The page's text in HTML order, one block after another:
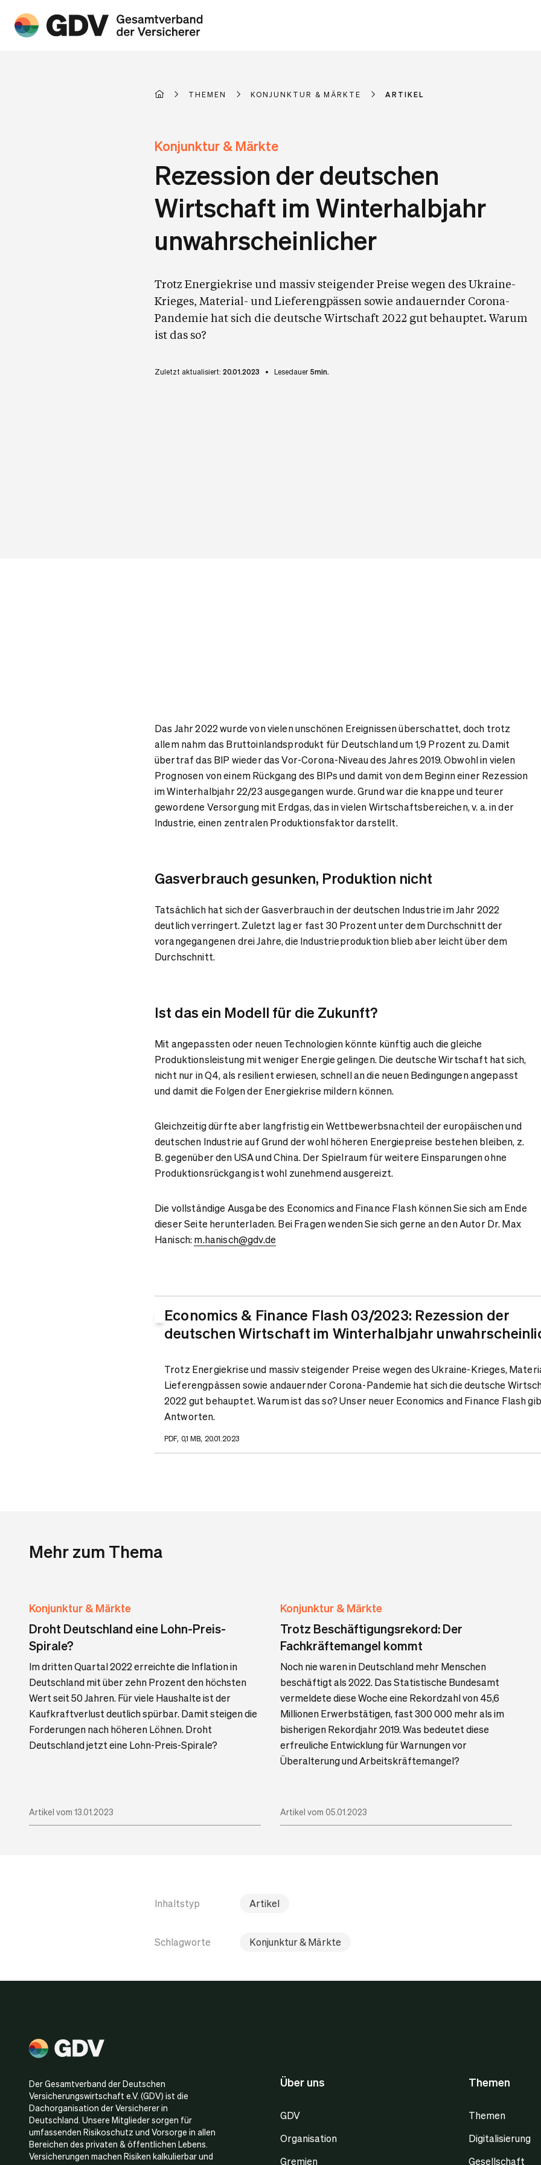
THEMEN KONJUNKTUR & MÄRKTE ARTIKEL
Konjunktur & Märkte
Rezession der deutschen
Wirtschaft im Winterhalbjahr
unwahrscheinlicher
Trotz Energiekrise und massiv steigender Preise wegen des Ukraine-
Krieges, Material- und Lieferengpässen sowie andauernder Corona-
Pandemie hat sich die deutsche Wirtschaft 2022 gut behauptet. Warum
ist das so?
Zuletzt aktualisiert: 20.01.2023 Lesedauer 5min.
Das Jahr 2022 wurde von vielen unschönen Ereignissen überschattet, doch trotz
allem nahm das Bruttoinlandsprodukt für Deutschland um 1,9 Prozent zu. Damit
übertraf das BIP wieder das Vor-Corona-Niveau des Jahres 2019. Obwohl in vielen
Prognosen von einem Rückgang des BIPs und damit von dem Beginn einer Rezession
im Winterhalbjahr 22/23 ausgegangen wurde. Grund war die knappe und teurer
gewordene Versorgung mit Erdgas, das in vielen Wirtschaftsbereichen, v. a. in der
Industrie, einen zentralen Produktionsfaktor darstellt.
Gasverbrauch gesunken, Produktion nicht
Tatsächlich hat sich der Gasverbrauch in der deutschen Industrie im Jahr 2022
deutlich verringert. Zuletzt lag er fast 30 Prozent unter dem Durchschnitt der
vorangegangenen drei Jahre, die Industrieproduktion blieb aber leicht über dem
Durchschnitt.
Ist das ein Modell für die Zukunft?
Mit angepassten oder neuen Technologien könnte künftig auch die gleiche
Produktionsleistung mit weniger Energie gelingen. Die deutsche Wirtschaft hat sich,
nicht nur in Q4, als resilient erwiesen, schnell an die neuen Bedingungen angepasst
und damit die Folgen der Energiekrise mildern können.
Gleichzeitig dürfte aber langfristig ein Wettbewerbsnachteil der europäischen und
deutschen Industrie auf Grund der wohl höheren Energiepreise bestehen bleiben, z.
B. gegenüber den USA und China. Der Spielraum für weitere Einsparungen ohne
Produktionsrückgang ist wohl zunehmend ausgereizt.
Die vollständige Ausgabe des Economics and Finance Flash können Sie sich am Ende
dieser Seite herunterladen. Bei Fragen wenden Sie sich gerne an den Autor Dr. Max
Hanisch:m.hanisch@gdv.de
Economics & Finance Flash 03/2023: Rezession der
deutschen Wirtschaft im Winterhalbjahr
Trotz Energiekrise und massiv steigender Preise wegen des Ukraine-Krieges,
Lieferengpässen sowie andauernder Corona-Pandemie hat sich die deutsche
2022 gut behauptet. Warum ist das so? Unser neuer Economics and Finance Flash
Antworten.
PDF, 0,1 MB, 20.01.2023
Mehr zum Thema
Konjunktur & Märkte
Droht Deutschland eine Lohn-Preis-
Spirale?
Im dritten Quartal 2022 erreichte die Inflation in
Deutschland mit über zehn Prozent den höchsten
Wert seit 50 Jahren. Für viele Haushalte ist der
Kaufkraftverlust deutlich spürbar. Damit steigen die
Forderungen nach höheren Löhnen. Droht
Deutschland jetzt eine Lohn-Preis-Spirale?
Artikel vom 13.01.2023
Konjunktur & Märkte
Trotz Beschäftigungsrekord: Der
Fachkräftemangel kommt
Noch nie waren in Deutschland mehr Menschen
beschäftigt als 2022. Das Statistische Bundesamt
vermeldete diese Woche eine Rekordzahl von 45,6
Millionen Erwerbstätigen, fast 300 000 mehr als im
bisherigen Rekordjahr 2019. Was bedeutet diese
erfreuliche Entwicklung für Warnungen vor
Überalterung und Arbeitskräftemangel?
Artikel vom 05.01.2023
Inhaltstyp Artikel
Schlagworte Konjunktur & Märkte
Der Gesamtverband der Deutschen
Versicherungswirtschaft e.V. (GDV) ist die
Dachorganisation der Versicherer in
Deutschland. Unsere Mitglieder sorgen für
umfassenden Risikoschutz und Vorsorge in allen
Bereichen des privaten & öffentlichen Lebens.
Versicherungen machen Risiken kalkulierbar und
Über uns
GDV
Organisation
Gremien
Themen
Themen
Digitalisierung
Gesellschaft